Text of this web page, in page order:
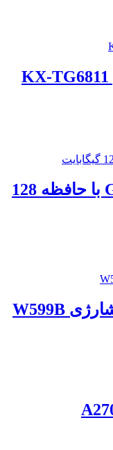
کنسول بازی Game Stick Pro با حافظه 128